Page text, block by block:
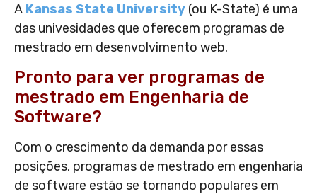
A Kansas State University (ou K-State) é uma
das univesidades que oferecem programas de
mestrado em desenvolvimento web.
Pronto para ver programas de
mestrado em Engenharia de
Software?
Com o crescimento da demanda por essas
posições, programas de mestrado em engenharia
de software estão se tornando populares em